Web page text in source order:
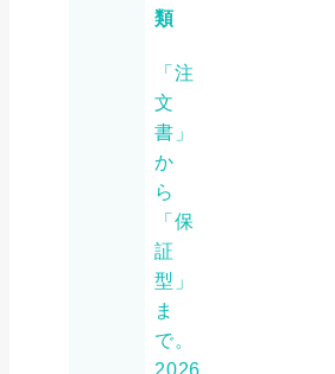
類
「注
文
書」
か
ら
「保
証
型」
ま
で。
2026